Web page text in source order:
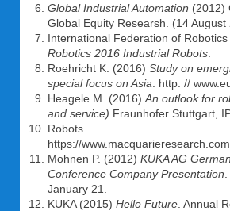
Global Industrial Automation (2012)
Global Equity Researsh. (14 August
International Federation of
Robotics 2016 Industrial Robots
Roehricht K. (2016) Study on
special focus on Asia . http: //
Heagele M. (2016) An outlook for
and service) Fraunhofer Stuttgart,
Robots.
https://
Mohnen P. (2012) KUKA AG
Conference Company Presentation
January 21.
KUKA (2015) Hello Future . Annual